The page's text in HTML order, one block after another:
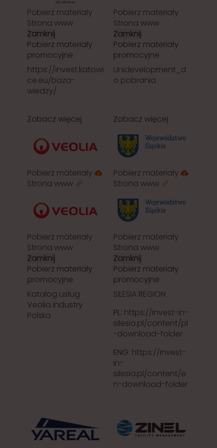
Pobierz materiały
Strona www
Zamknij
Pobierz materiały
promocyjne
https://invest.katowi
ce.eu/baza-
wiedzy/
Pobierz materiały
Strona www
Zamknij
Pobierz materiały
promocyjne
Unidevelopment_d
o pobrania
Zobacz więcej
Pobierz materiały
Strona www
Pobierz materiały
Strona www
Zamknij
Pobierz materiały
promocyjne
Katalog usług
Veolia Industry
Polska
Zobacz więcej
Pobierz materiały
Strona www
Pobierz materiały
Strona www
Zamknij
Pobierz materiały
promocyjne
SILESIA REGION
PL: https://invest-in-
silesia.pl/content/pl
-download-folder
ENG: https://invest-
in-
silesia.pl/content/e
n-download-folder